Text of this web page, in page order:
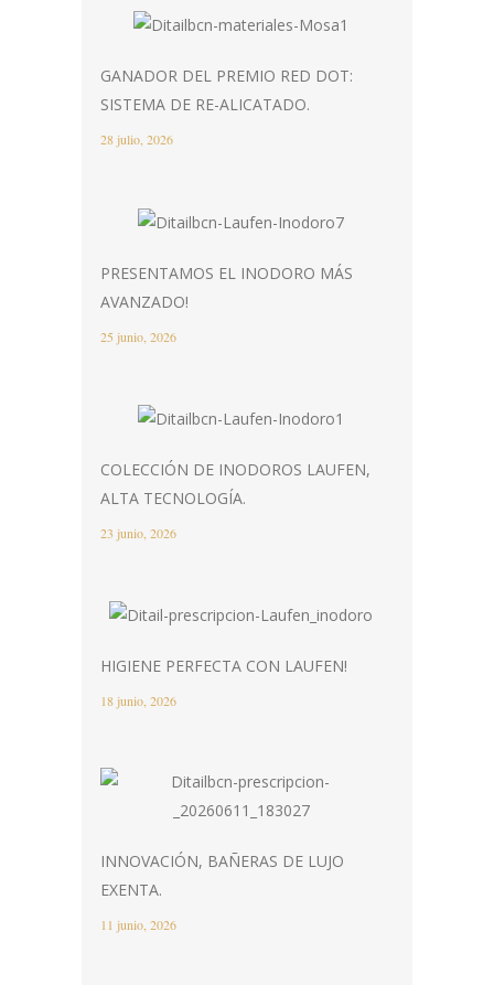
GANADOR DEL PREMIO RED DOT:
SISTEMA DE RE-ALICATADO.
28 julio, 2026
PRESENTAMOS EL INODORO MÁS
AVANZADO!
25 junio, 2026
COLECCIÓN DE INODOROS LAUFEN,
ALTA TECNOLOGÍA.
23 junio, 2026
HIGIENE PERFECTA CON LAUFEN!
18 junio, 2026
INNOVACIÓN, BAÑERAS DE LUJO
EXENTA.
11 junio, 2026